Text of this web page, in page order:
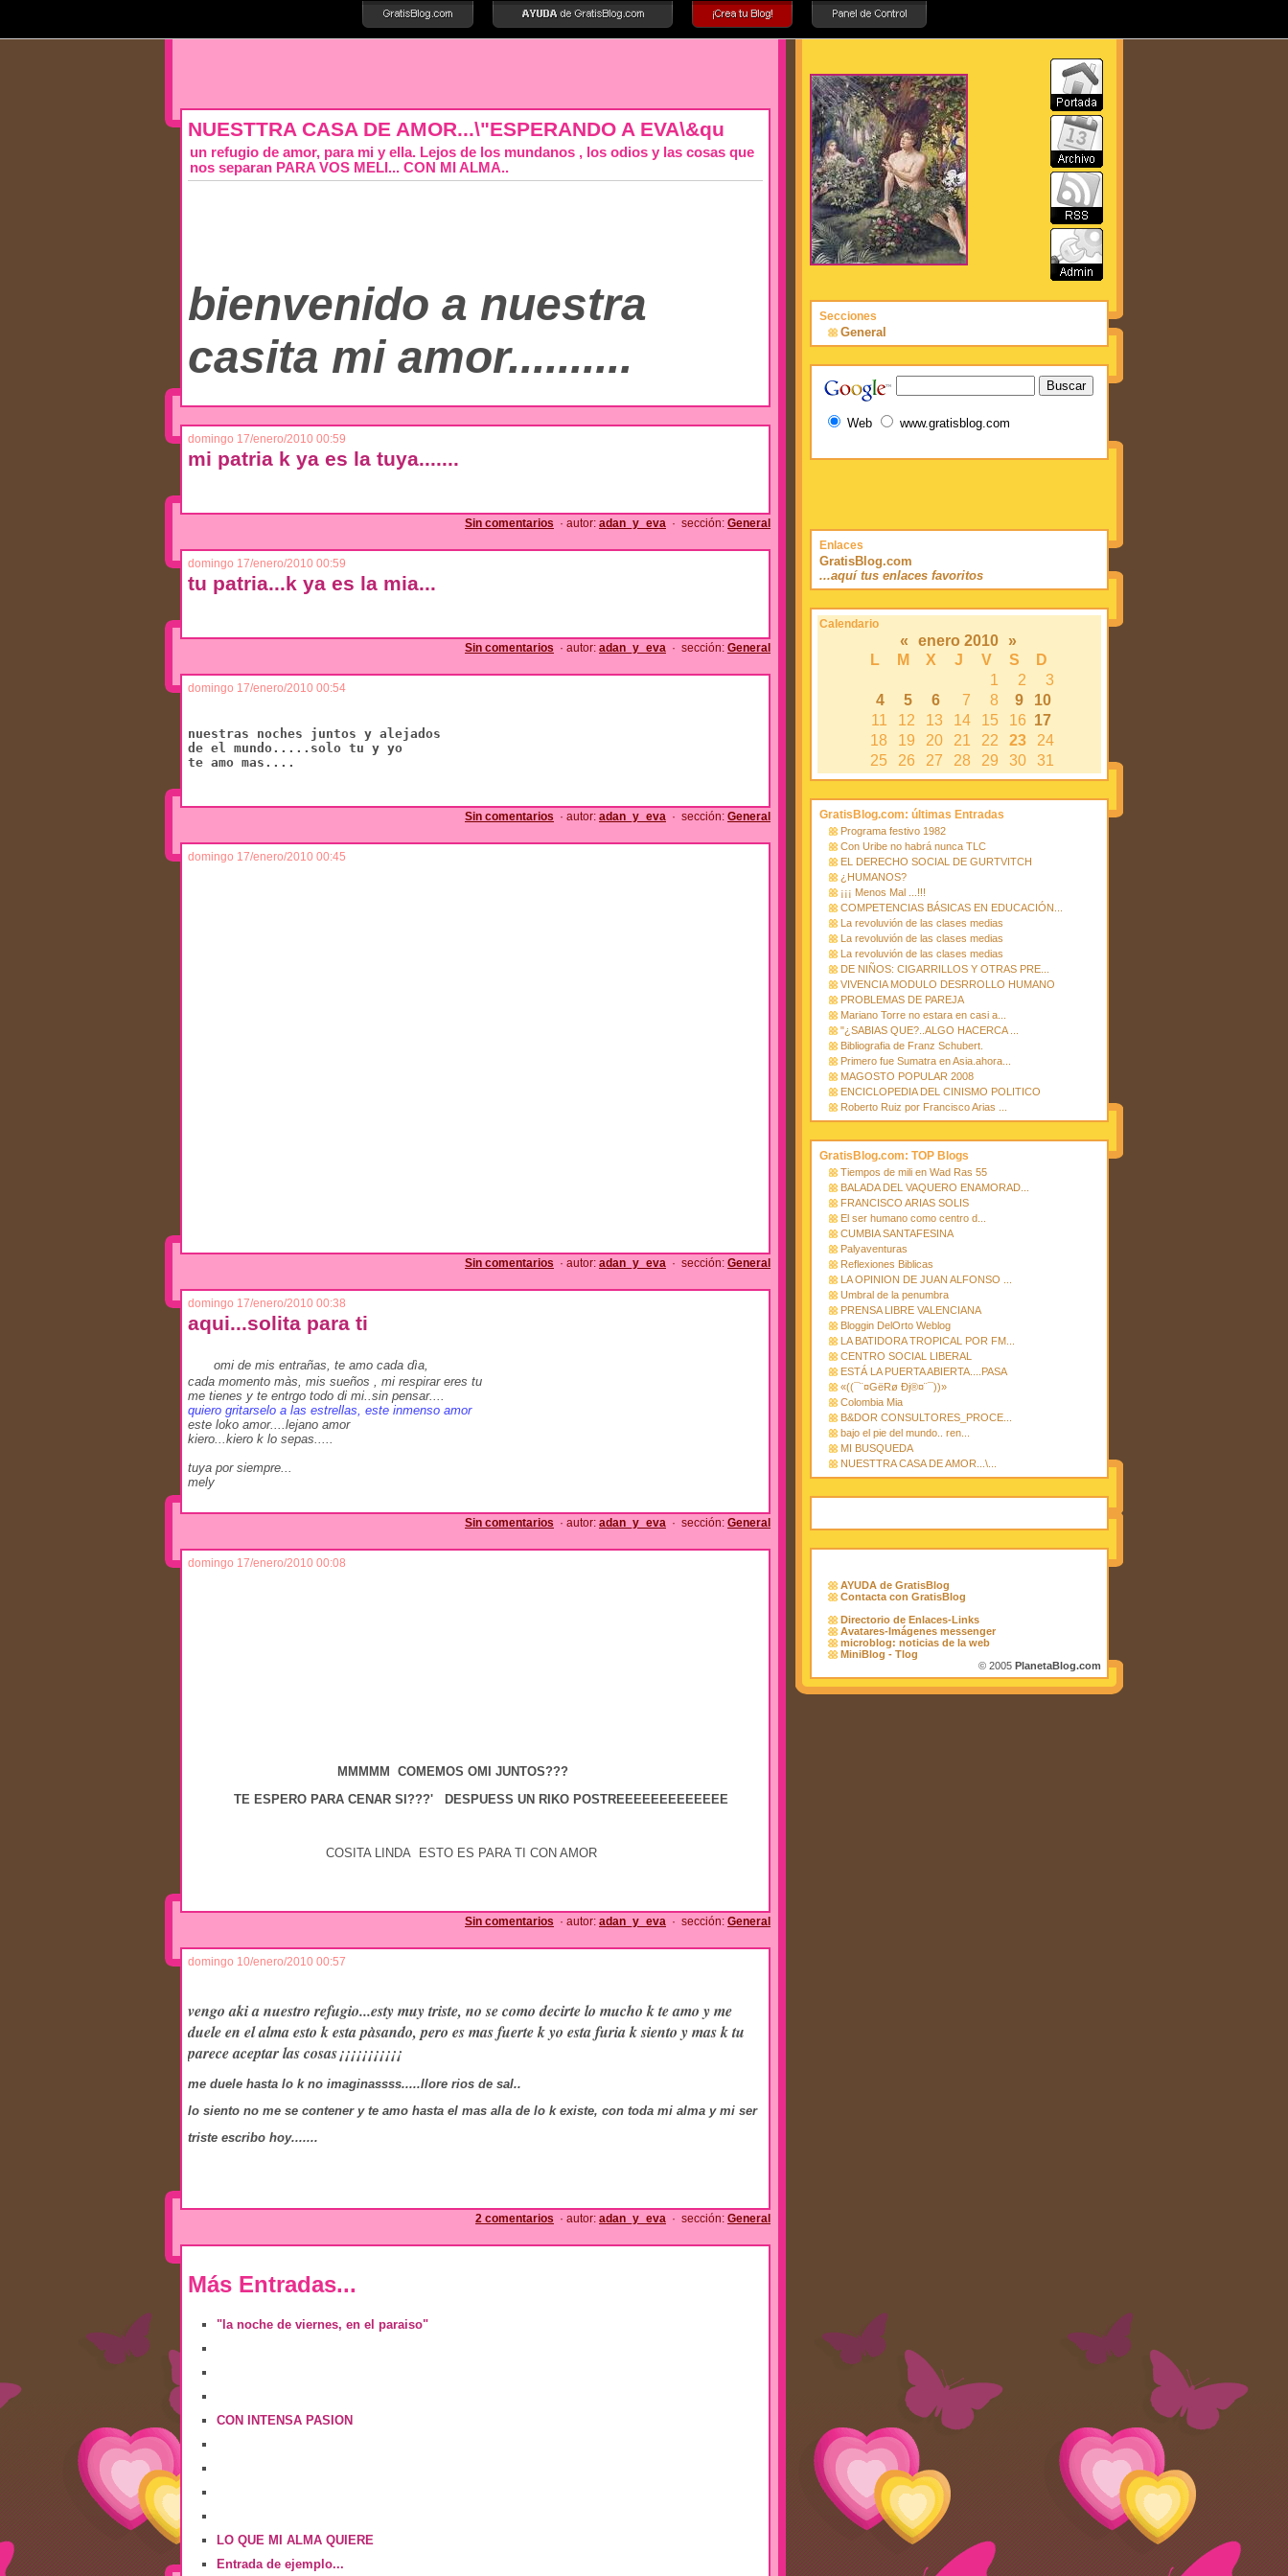
NUESTTRA CASA DE AMOR...\"ESPERANDO A EVA\&qu
un refugio de amor, para mi y ella. Lejos de los mundanos , los odios y las cosas que
nos separan PARA VOS MELI... CON MI ALMA..
bienvenido a nuestra
casita mi amor..........
domingo 17/enero/2010 00:59
mi patria k ya es la tuya.......
Sin comentarios · autor: adan_y_eva · sección: General
domingo 17/enero/2010 00:59
tu patria...k ya es la mia...
Sin comentarios · autor: adan_y_eva · sección: General
domingo 17/enero/2010 00:54
nuestras noches juntos y alejados
de el mundo.....solo tu y yo
te amo mas....
Sin comentarios · autor: adan_y_eva · sección: General
domingo 17/enero/2010 00:45
Sin comentarios · autor: adan_y_eva · sección: General
domingo 17/enero/2010 00:38
aqui...solita para ti
omi de mis entrañas, te amo cada dìa,
cada momento màs, mis sueños , mi respirar eres tu
me tienes y te entrgo todo di mi..sin pensar....
quiero gritarselo a las estrellas, este inmenso amor
este loko amor....lejano amor
kiero...kiero k lo sepas.....
tuya por siempre...
mely
Sin comentarios · autor: adan_y_eva · sección: General
domingo 17/enero/2010 00:08
MMMMM COMEMOS OMI JUNTOS???
TE ESPERO PARA CENAR SI???' DESPUESS UN RIKO POSTREEEEEEEEEEEEE
COSITA LINDA ESTO ES PARA TI CON AMOR
Sin comentarios · autor: adan_y_eva · sección: General
domingo 10/enero/2010 00:57
vengo aki a nuestro refugio...esty muy triste, no se como decirte lo mucho k te amo y me
duele en el alma esto k esta pàsando, pero es mas fuerte k yo esta furia k siento y mas k tu
parece aceptar las cosas¡¡¡¡¡¡¡¡¡¡¡
me duele hasta lo k no imaginassss.....llore rios de sal..
lo siento no me se contener y te amo hasta el mas alla de lo k existe, con toda mi alma y mi ser
triste escribo hoy.......
2 comentarios · autor: adan_y_eva · sección: General
Más Entradas...
"la noche de viernes, en el paraiso"
CON INTENSA PASION
LO QUE MI ALMA QUIERE
Entrada de ejemplo...
Secciones
General
Web www.gratisblog.com
Enlaces
GratisBlog.com
...aquí tus enlaces favoritos
Calendario
« enero 2010
»
L
M X J V S
D
1
2
3
4
5 6 7 8 9
10
11
12 13 14 15 16 17
18
19 20 21 22 23
24
25
26 27 28 29 30 31
GratisBlog.com: últimas Entradas
Programa festivo 1982
Con Uribe no habrá nunca TLC
EL DERECHO SOCIAL DE GURTVITCH
¿HUMANOS?
¡¡¡ Menos Mal ...!!!
COMPETENCIAS BÁSICAS EN EDUCACIÓN...
La revoluvión de las clases medias
La revoluvión de las clases medias
La revoluvión de las clases medias
DE NIÑOS: CIGARRILLOS Y OTRAS PRE...
VIVENCIA MODULO DESRROLLO HUMANO
PROBLEMAS DE PAREJA
Mariano Torre no estara en casi a...
"¿SABIAS QUE?..ALGO HACERCA ...
Bibliografia de Franz Schubert.
Primero fue Sumatra en Asia.ahora...
MAGOSTO POPULAR 2008
ENCICLOPEDIA DEL CINISMO POLITICO
Roberto Ruiz por Francisco Arias ...
GratisBlog.com: TOP Blogs
Tiempos de mili en Wad Ras 55
BALADA DEL VAQUERO ENAMORAD...
FRANCISCO ARIAS SOLIS
El ser humano como centro d...
CUMBIA SANTAFESINA
Palyaventuras
Reflexiones Biblicas
LA OPINION DE JUAN ALFONSO ...
Umbral de la penumbra
PRENSA LIBRE VALENCIANA
Bloggin DelOrto Weblog
LA BATIDORA TROPICAL POR FM...
CENTRO SOCIAL LIBERAL
ESTÁ LA PUERTA ABIERTA....PASA
«((¯¨¤GëRø Ðj®¤¨¯))»
Colombia Mia
B&DOR CONSULTORES_PROCE...
bajo el pie del mundo.. ren...
MI BUSQUEDA
NUESTTRA CASA DE AMOR...\...
AYUDA de GratisBlog
Contacta con GratisBlog
Directorio de Enlaces-Links
Avatares-Imágenes messenger
microblog: noticias de la web
MiniBlog - Tlog
© 2005 PlanetaBlog.com